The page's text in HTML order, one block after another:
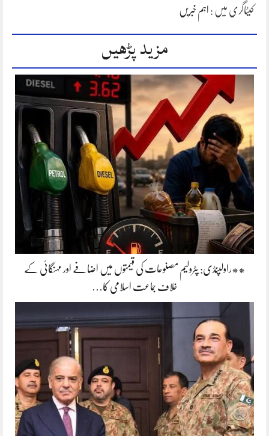
کیٹاگری میں : اہم خبریں
مزید پڑھیں
**راولپنڈی: پٹرولیم مصنوعات کی قیمتوں میں اضافے اور مہنگائی کے
خلاف جماعت اسلامی کا…